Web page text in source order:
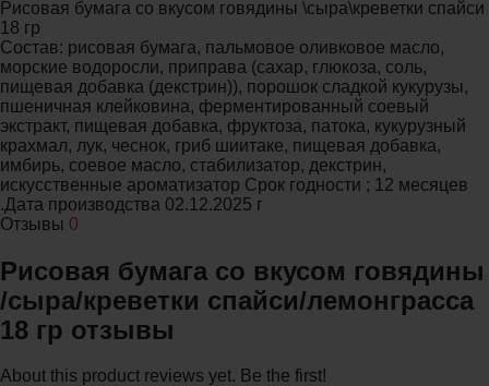
Рисовая бумага со вкусом говядины \сыра\креветки спайси
18 гр
Состав: рисовая бумага, пальмовое оливковое масло,
морские водоросли, приправа (сахар, глюкоза, соль,
пищевая добавка (декстрин)), порошок сладкой кукурузы,
пшеничная клейковина, ферментированный соевый
экстракт, пищевая добавка, фруктоза, патока, кукурузный
крахмал, лук, чеснок, гриб шиитаке, пищевая добавка,
имбирь, соевое масло, стабилизатор, декстрин,
искусственные ароматизатор Срок годности ; 12 месяцев
.Дата производства 02.12.2025 г
Отзывы 0
Рисовая бумага со вкусом говядины
/сыра/креветки спайси/лемонграсса
18 гр отзывы
About this product reviews yet. Be the first!